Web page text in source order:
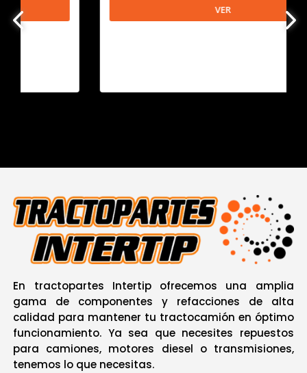
En tractopartes Intertip ofrecemos una amplia
gama de componentes y refacciones de alta
calidad para mantener tu tractocamión en óptimo
funcionamiento. Ya sea que necesites repuestos
para camiones, motores diesel o transmisiones,
tenemos lo que necesitas.